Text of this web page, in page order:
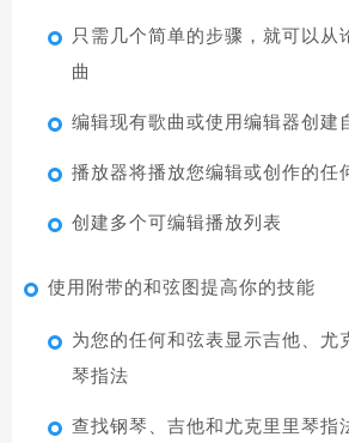
只需几个简单的步骤，就可以从
曲
编辑现有歌曲或使用编辑器创建
播放器将播放您编辑或创作的任
创建多个可编辑播放列表
使用附带的和弦图提高你的技能
为您的任何和弦表显示吉他、尤
琴指法
查找钢琴、吉他和尤克里里琴指